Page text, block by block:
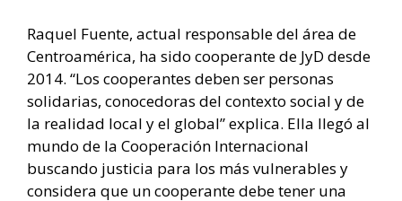
Raquel Fuente, actual responsable del área de
Centroamérica, ha sido cooperante de JyD desde
2014. “Los cooperantes deben ser personas
solidarias, conocedoras del contexto social y de
la realidad local y el global” explica. Ella llegó al
mundo de la Cooperación Internacional
buscando justicia para los más vulnerables y
considera que un cooperante debe tener una